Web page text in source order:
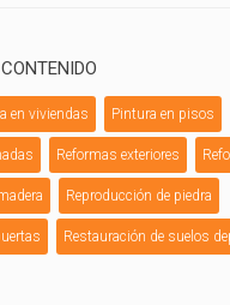
en viviendas Pintura en pisos
Reformas exteriores
Reproducción de piedra
Restauración de suelos